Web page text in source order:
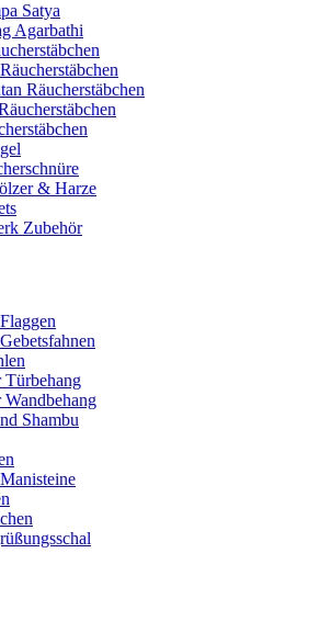
Satya
Agarbathi
Räucherstäbchen
& Harze
Zubehör
Türbehang
Wandbehang
Shambu